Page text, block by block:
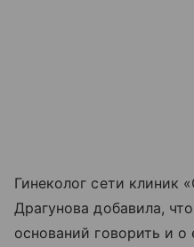
Гинеколог сети клиник
Драгунова добавила,
оснований говорить и